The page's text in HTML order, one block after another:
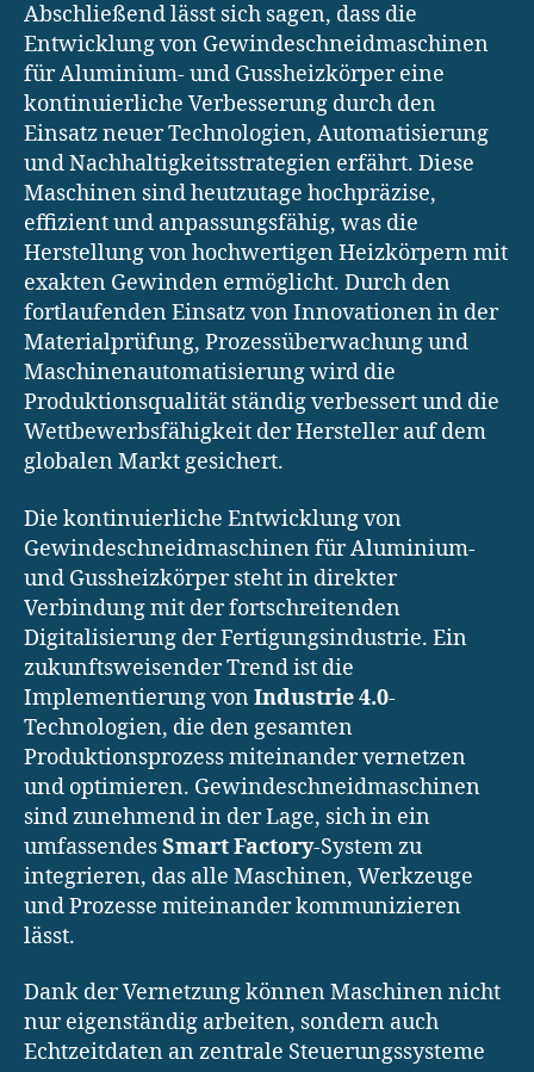
Abschließend lässt sich sagen, dass die
Entwicklung von Gewindeschneidmaschinen
für Aluminium- und Gussheizkörper eine
kontinuierliche Verbesserung durch den
Einsatz neuer Technologien, Automatisierung
und Nachhaltigkeitsstrategien erfährt. Diese
Maschinen sind heutzutage hochpräzise,
effizient und anpassungsfähig, was die
Herstellung von hochwertigen Heizkörpern mit
exakten Gewinden ermöglicht. Durch den
fortlaufenden Einsatz von Innovationen in der
Materialprüfung, Prozessüberwachung und
Maschinenautomatisierung wird die
Produktionsqualität ständig verbessert und die
Wettbewerbsfähigkeit der Hersteller auf dem
globalen Markt gesichert.
Die kontinuierliche Entwicklung von
Gewindeschneidmaschinen für Aluminium-
und Gussheizkörper steht in direkter
Verbindung mit der fortschreitenden
Digitalisierung der Fertigungsindustrie. Ein
zukunftsweisender Trend ist die
Implementierung vonIndustrie 4.0-
Technologien, die den gesamten
Produktionsprozess miteinander vernetzen
und optimieren. Gewindeschneidmaschinen
sind zunehmend in der Lage, sich in ein
umfassendesSmart Factory-System zu
integrieren, das alle Maschinen, Werkzeuge
und Prozesse miteinander kommunizieren
lässt.
Dank der Vernetzung können Maschinen nicht
nur eigenständig arbeiten, sondern auch
Echtzeitdaten an zentrale Steuerungssysteme